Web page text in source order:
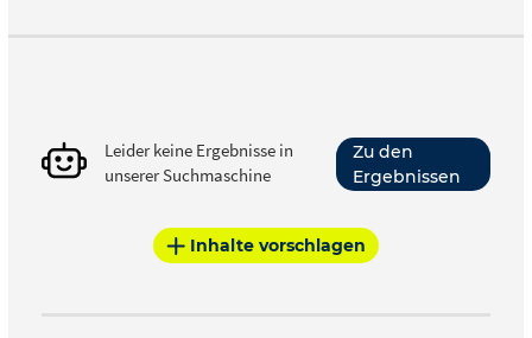
Leider keine Ergebnisse in
unserer Suchmaschine
Zu den
Ergebnissen
Inhalte vorschlagen